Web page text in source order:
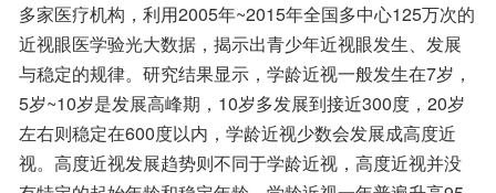
多家医疗机构，利用2005年~2015年全国多中心125万次的
近视眼医学验光大数据，揭示出青少年近视眼发生、发展
与稳定的规律。研究结果显示，学龄近视一般发生在7岁，
5岁~10岁是发展高峰期，10岁多发展到接近300度，20岁
左右则稳定在600度以内，学龄近视少数会发展成高度近
视。高度近视发展趋势则不同于学龄近视，高度近视并没